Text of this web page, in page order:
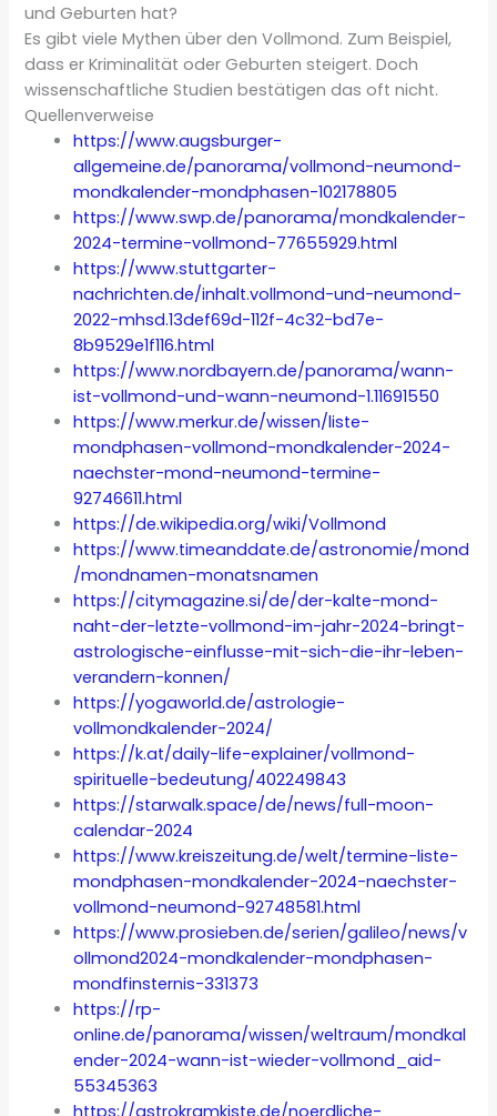
und Geburten hat?
Es gibt viele Mythen über den Vollmond. Zum Beispiel,
dass er Kriminalität oder Geburten steigert. Doch
wissenschaftliche Studien bestätigen das oft nicht.
Quellenverweise
https://www.augsburger-
allgemeine.de/panorama/vollmond-neumond-
mondkalender-mondphasen-102178805
https://www.swp.de/panorama/mondkalender-
2024-termine-vollmond-77655929.html
https://www.stuttgarter-
nachrichten.de/inhalt.vollmond-und-neumond-
2022-mhsd.13def69d-112f-4c32-bd7e-
8b9529e1f116.html
https://www.nordbayern.de/panorama/wann-
ist-vollmond-und-wann-neumond-1.11691550
https://www.merkur.de/wissen/liste-
mondphasen-vollmond-mondkalender-2024-
naechster-mond-neumond-termine-
92746611.html
https://de.wikipedia.org/wiki/Vollmond
https://www.timeanddate.de/astronomie/mond
/mondnamen-monatsnamen
https://citymagazine.si/de/der-kalte-mond-
naht-der-letzte-vollmond-im-jahr-2024-bringt-
astrologische-einflusse-mit-sich-die-ihr-leben-
verandern-konnen/
https://yogaworld.de/astrologie-
vollmondkalender-2024/
https://k.at/daily-life-explainer/vollmond-
spirituelle-bedeutung/402249843
https://starwalk.space/de/news/full-moon-
calendar-2024
https://www.kreiszeitung.de/welt/termine-liste-
mondphasen-mondkalender-2024-naechster-
vollmond-neumond-92748581.html
https://www.prosieben.de/serien/galileo/news/v
ollmond2024-mondkalender-mondphasen-
mondfinsternis-331373
https://rp-
online.de/panorama/wissen/weltraum/mondkal
ender-2024-wann-ist-wieder-vollmond_aid-
55345363
https://astrokramkiste.de/noerdliche-